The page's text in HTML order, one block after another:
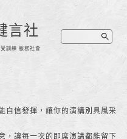
言社
訓練 服務社會
自信發揮，讓你的演講別具風采
，讓每一次的即席演講都能留下